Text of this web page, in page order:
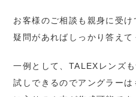
お客様のご相談も親身に受
疑問があればしっかり答えて
一例として、TALEXレンズ
試しできるのでアングラー